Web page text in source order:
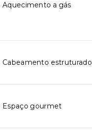
Aquecimento a gás
Cabeamento estruturado
Espaço gourmet